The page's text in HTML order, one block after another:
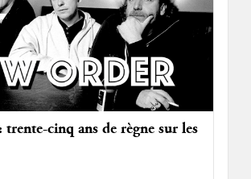
cinq ans de règne sur les